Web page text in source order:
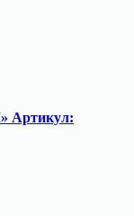
Артикул: